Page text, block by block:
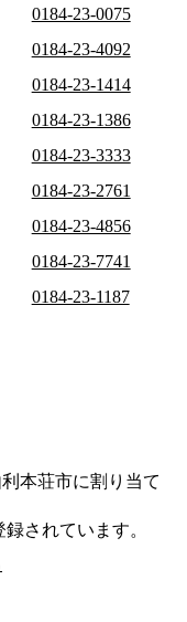
0184-23-0075
0184-23-4092
0184-23-1414
0184-23-1386
0184-23-3333
0184-23-2761
0184-23-4856
0184-23-7741
0184-23-1187
本荘市に割り当て
されています。